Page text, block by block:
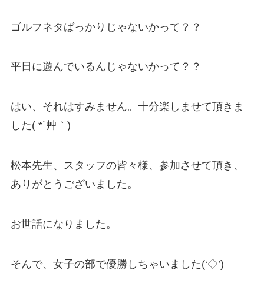
ゴルフネタばっかりじゃないかって？？
平日に遊んでいるんじゃないかって？？
はい、それはすみません。十分楽しませて頂きま
した( *´艸｀)
松本先生、スタッフの皆々様、参加させて頂き、
ありがとうございました。
お世話になりました。
そんで、女子の部で優勝しちゃいました(‘◇’)ゞ